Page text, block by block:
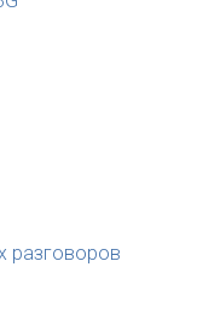
разговоров